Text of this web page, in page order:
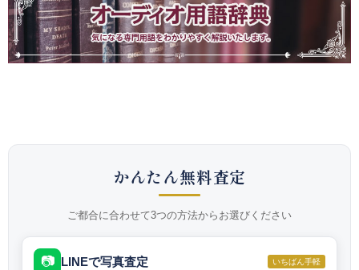
かんたん無料査定
ご都合に合わせて3つの方法からお選びください
📷 LINEで写真査定 いちばん手軽